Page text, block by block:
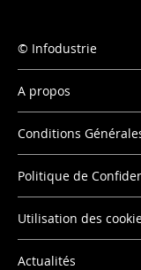
Infodustrie
A propos
Conditions
Politique de
Utilisation des
Actualités